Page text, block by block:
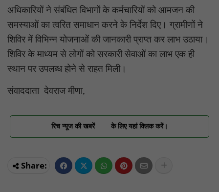
अधिकारियों ने संबंधित विभागों के कर्मचारियों को आमजन की
समस्याओं का त्वरित समाधान करने के निर्देश दिए। ग्रामीणों ने
शिविर में विभिन्न योजनाओं की जानकारी प्राप्त कर लाभ उठाया।
शिविर के माध्यम से लोगों को सरकारी सेवाओं का लाभ एक ही
स्थान पर उपलब्ध होने से राहत मिली।
संवाददाता देवराज मीणा,
रिच न्यूज की खबरें के लिए यहां क्लिक करें।